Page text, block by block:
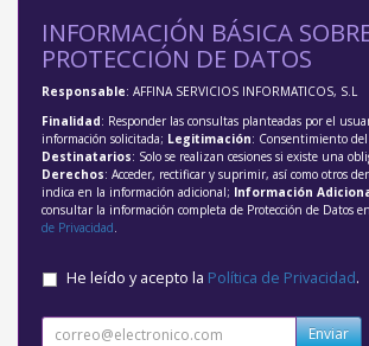
INFORMACIÓN BÁSICA
PROTECCIÓN DE DATOS
Responsable: AFFINA SERVICIOS INFORMATICOS, S.L
Finalidad: Responder las consultas planteadas por el
información solicitada; Legitimación: Consentimiento
Destinatarios: Solo se realizan cesiones si existe una
Derechos: Acceder, rectificar y suprimir, así como otros
indica en la información adicional; Información
consultar la información completa de Protección de Datos
de Privacidad.
He leído y acepto la Política de Privacidad.
Enviar